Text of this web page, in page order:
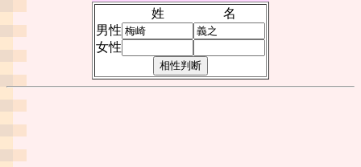
姓
名
男性
女性